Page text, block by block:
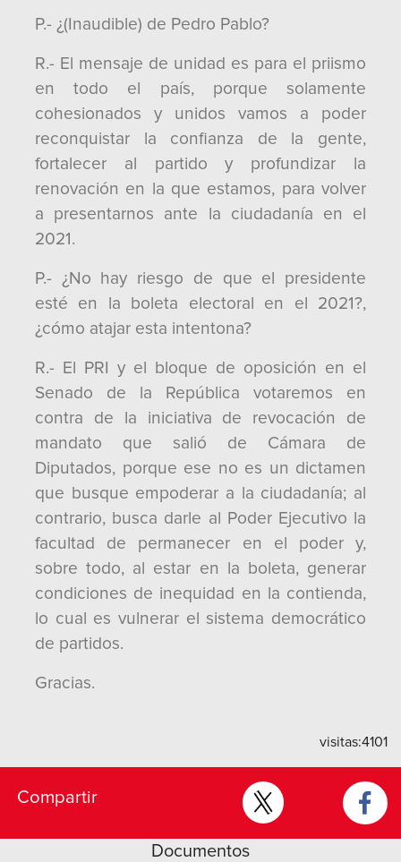
P.- ¿(Inaudible) de Pedro Pablo?
R.- El mensaje de unidad es para el priismo
en todo el país, porque solamente
cohesionados y unidos vamos a poder
reconquistar la confianza de la gente,
fortalecer al partido y profundizar la
renovación en la que estamos, para volver
a presentarnos ante la ciudadanía en el
2021.
P.- ¿No hay riesgo de que el presidente
esté en la boleta electoral en el 2021?,
¿cómo atajar esta intentona?
R.- El PRI y el bloque de oposición en el
Senado de la República votaremos en
contra de la iniciativa de revocación de
mandato que salió de Cámara de
Diputados, porque ese no es un dictamen
que busque empoderar a la ciudadanía; al
contrario, busca darle al Poder Ejecutivo la
facultad de permanecer en el poder y,
sobre todo, al estar en la boleta, generar
condiciones de inequidad en la contienda,
lo cual es vulnerar el sistema democrático
de partidos.
Gracias.
visitas:4101
Compartir
Documentos